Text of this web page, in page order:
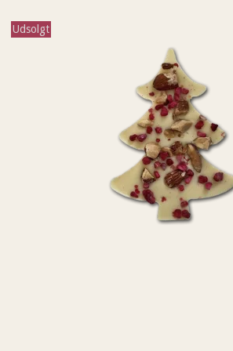
Udsolgt